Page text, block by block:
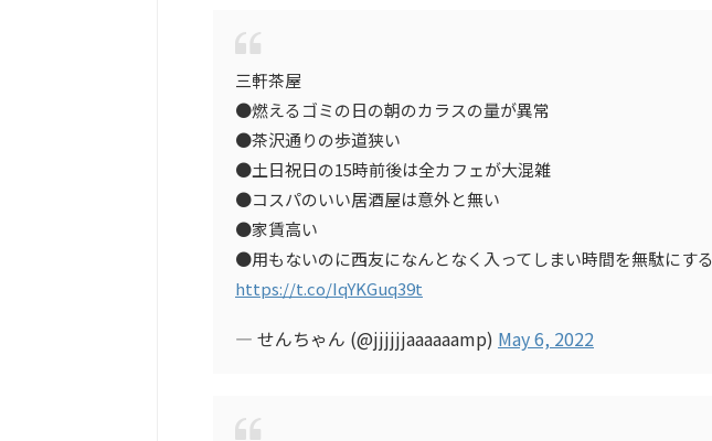
三軒茶屋
●燃えるゴミの日の朝のカラスの量が異常
●茶沢通りの歩道狭い
●土日祝日の15時前後は全カフェが大混雑
●コスパのいい居酒屋は意外と無い
●家賃高い
●用もないのに西友になんとなく入ってしまい時間を無駄にする
https://t.co/IqYKGuq39t
— せんちゃん (@jjjjjjaaaaaamp) May 6, 2022